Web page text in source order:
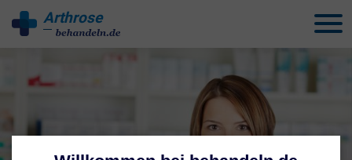
Arthrose